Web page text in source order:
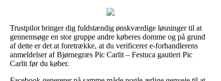
Trustpilot bringer dig fuldstændig ønskværdige løsninger til at
gennemsøge en stor gruppe andre køberes domme og på grund
af dette er det at foretrække, at du verificerer e-forhandlerens
anmeldelser af Bjørnegræs Pic Carlit – Festuca gautieri Pic
Carlit før du køber.